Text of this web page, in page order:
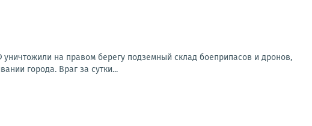
на правом берегу подземный склад боеприпасов и дронов,
города. Враг за сутки...